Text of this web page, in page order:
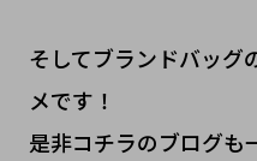
そしてブランドバッグ
メです！
是非コチラのブログ